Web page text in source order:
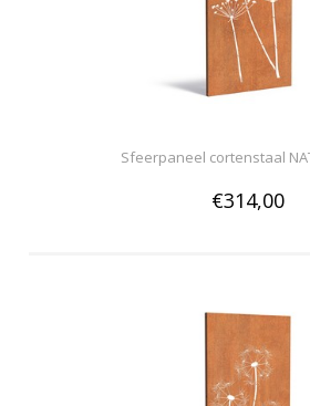
Sfeerpaneel cortenstaal
€314,00